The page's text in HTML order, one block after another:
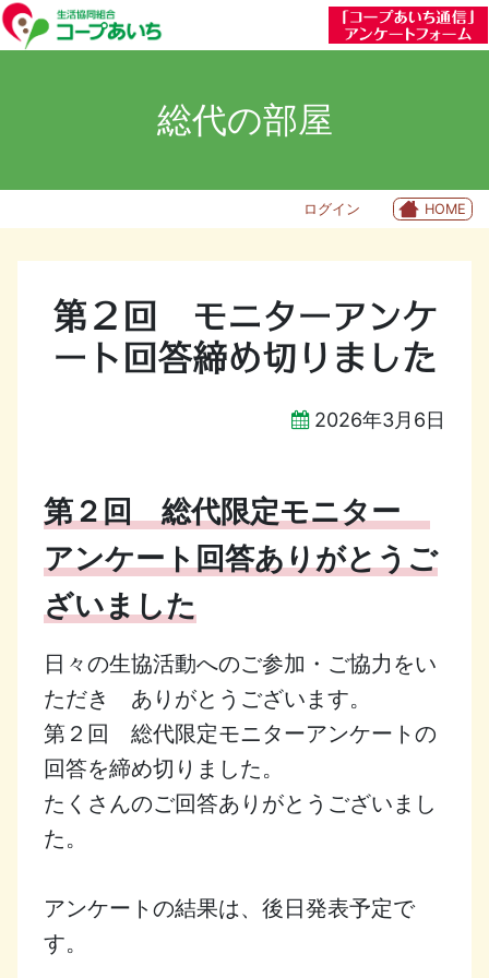
総代の部屋
ログイン HOME
第２回 モニターアンケ
ート回答締め切りました
2026年3月6日
第２回 総代限定モニター
アンケート回答ありがとうご
ざいました
日々の生協活動へのご参加・ご協力をい
ただき　ありがとうございます。
第２回　総代限定モニターアンケートの
回答を締め切りました。
たくさんのご回答ありがとうございまし
た。
アンケートの結果は、後日発表予定で
す。